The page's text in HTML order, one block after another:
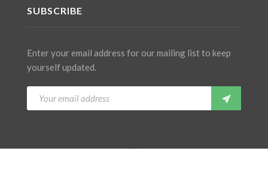
SUBSCRIBE
Enter your email address for our mailing list to keep
yourself updated.